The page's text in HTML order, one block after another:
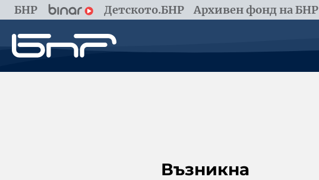
БНР Детското.БНР Архивен фонд на БНР
Възникна